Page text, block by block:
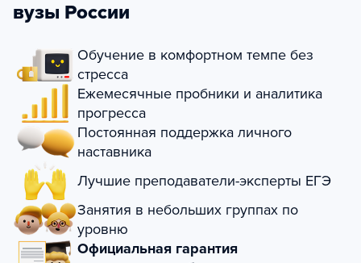
вузы России
Обучение в комфортном темпе без
стресса
Ежемесячные пробники и аналитика
прогресса
Постоянная поддержка личного
наставника
Лучшие преподаватели-эксперты ЕГЭ
Занятия в небольших группах по
уровню
Официальная гарантия